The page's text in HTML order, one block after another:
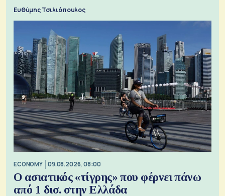
Ευθύμης Τσιλιόπουλος
ECONOMY 09.08.2026, 08:00
Ο ασιατικός «τίγρης» που φέρνει πάνω
από 1 δισ. στην Ελλάδα